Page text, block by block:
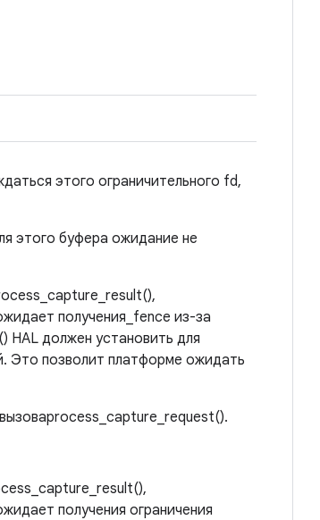
этого ограничительного fd,
этого буфера ожидание не
получения_fence из-за
HAL должен установить для
Это позволит платформе ожидать
получения ограничения